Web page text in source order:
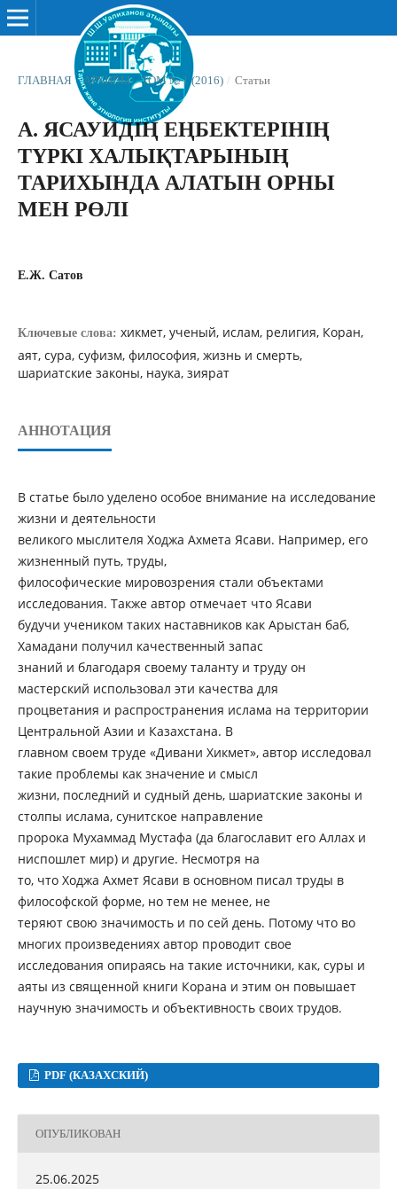
ГЛАВНАЯ / АРХИВЫ / ТОМ № 1 (2016) / Статьи
А. ЯСАУИДІҢ ЕҢБЕКТЕРІНІҢ
ТҮРКІ ХАЛЫҚТАРЫНЫҢ
ТАРИХЫНДА АЛАТЫН ОРНЫ
МЕН РӨЛІ
Е.Ж. Сатов
Ключевые слова: хикмет, ученый, ислам, религия, Коран,
аят, сура, суфизм, философия, жизнь и смерть,
шариатские законы, наука, зиярат
АННОТАЦИЯ
В статье было уделено особое внимание на исследование
жизни и деятельности
великого мыслителя Ходжа Ахмета Ясави. Например, его
жизненный путь, труды,
философические мировозрения стали объектами
исследования. Также автор отмечает что Ясави
будучи учеником таких наставников как Арыстан баб,
Хамадани получил качественный запас
знаний и благодаря своему таланту и труду он
мастерский использовал эти качества для
процветания и распространения ислама на территории
Центральной Азии и Казахстана. В
главном своем труде «Дивани Хикмет», автор исследовал
такие проблемы как значение и смысл
жизни, последний и судный день, шариатские законы и
столпы ислама, сунитское направление
пророка Мухаммад Мустафа (да благославит его Аллах и
ниспошлет мир) и другие. Несмотря на
то, что Ходжа Ахмет Ясави в основном писал труды в
философской форме, но тем не менее, не
теряют свою значимость и по сей день. Потому что во
многих произведениях автор проводит свое
исследования опираясь на такие источники, как, суры и
аяты из священной книги Корана и этим он повышает
научную значимость и объективность своих трудов.
PDF (КАЗАХСКИЙ)
ОПУБЛИКОВАН
25.06.2025